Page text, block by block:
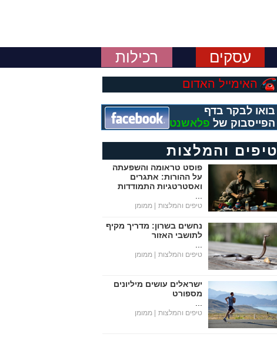
עסקים רכילות
האימייל האדום
בואו לבקר בדף
הפייסבוק של פלאשנט
טיפים והמלצות
פוסט טראומה והשפעתה
על ההורות: אתגרים
ואסטרטגיות התמודדות
טיפים והמלצות | ממומן
נחשים בשרון: מדריך מקיף
לתושבי האזור
טיפים והמלצות | ממומן
ישראלים עושים מיליונים
מספורט
טיפים והמלצות | ממומן